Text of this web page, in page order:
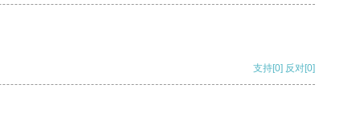
支持[0] 反对[0]